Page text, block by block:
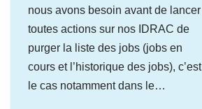
nous avons besoin avant de lancer
toutes actions sur nos IDRAC de
purger la liste des jobs (jobs en
cours et l’historique des jobs), c’est
le cas notamment dans le…